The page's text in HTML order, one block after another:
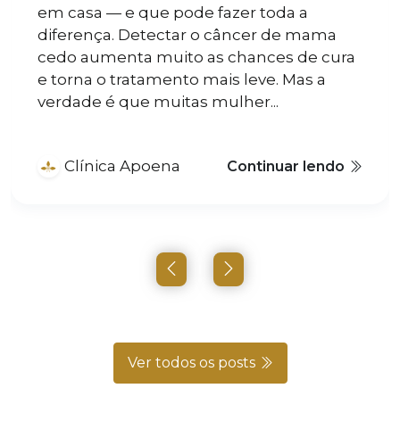
em casa — e que pode fazer toda a
diferença. Detectar o câncer de mama
cedo aumenta muito as chances de cura
e torna o tratamento mais leve. Mas a
verdade é que muitas mulher...
Clínica Apoena Continuar lendo
Ver todos os posts